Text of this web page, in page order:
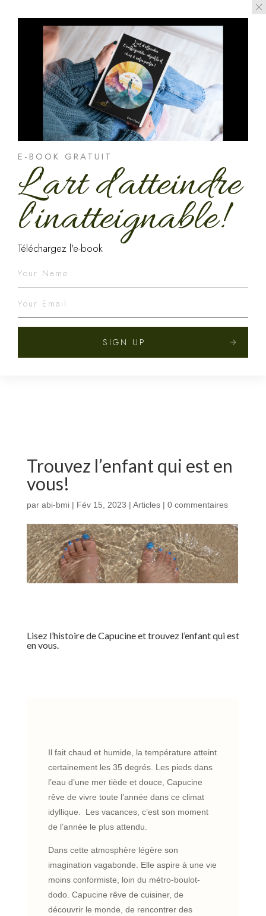
Trouvez l’enfant qui est en
vous!
par abi-bmi| Fév 15, 2023 | Articles| 0 commentaires
Lisez l’histoire de Capucine et trouvez l’enfant qui est
en vous.
Il fait chaud et humide, la température atteint
certainement les 35 degrés. Les pieds dans
l’eau d’une mer tiède et douce, Capucine
rêve de vivre toute l’année dans ce climat
idyllique. Les vacances, c’est son moment
de l’année le plus attendu.
Dans cette atmosphère légère son
imagination vagabonde. Elle aspire à une vie
moins conformiste, loin du métro-boulot-
dodo. Capucine rêve de cuisiner, de
découvrir le monde, de rencontrer des
E-BOOK GRATUIT
L'art d'atteindre
l'inatteignable!
Téléchargez l'e-book
SIGN UP